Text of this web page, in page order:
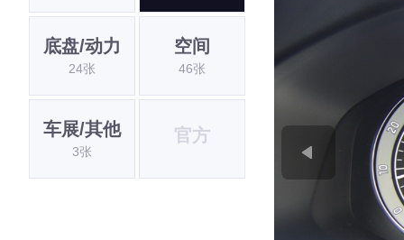
底盘/动力
24张
空间
46张
车展/其他
3张
官方